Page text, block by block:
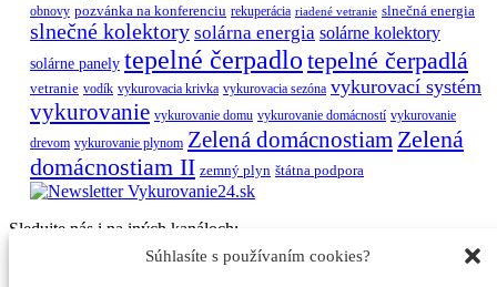
Súhlasíte s používaním cookies?
obnovy pozvánka na konferenciu rekuperácia riadené vetranie slnečná energia
slnečné kolektory solárna energia solárne kolektory
solárne panely tepelné čerpadlo tepelné čerpadlá
vetranie vodík vykurovacia krivka vykurovacia sezóna vykurovací systém
vykurovanie vykurovanie domu vykurovanie domácností vykurovanie
drevom vykurovanie plynom Zelená domácnostiam Zelená
domácnostiam II zemný plyn štátna podpora
Sledujte nás i na iných kanáloch:
Viessmann Climate Solutions SK